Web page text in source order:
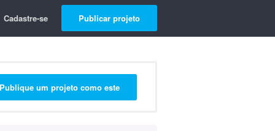
Cadastre-se Publicar projeto
Publique um projeto como este